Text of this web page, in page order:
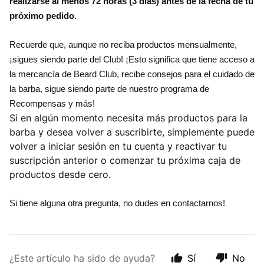
próximo pedido.
Recuerde que, aunque no reciba productos mensualmente,
¡sigues siendo parte del Club! ¡Esto significa que tiene acceso a
la mercancía de Beard Club, recibe consejos para el cuidado de
la barba, sigue siendo parte de nuestro programa de
Recompensas y más!
Si en algún momento necesita más productos para la
barba y desea volver a suscribirte, simplemente puede
volver a iniciar sesión en tu cuenta y reactivar tu
suscripción anterior o comenzar tu próxima caja de
productos desde cero.
Si tiene alguna otra pregunta, no dudes en contactarnos!
¿Este artículo ha sido de ayuda? Sí No